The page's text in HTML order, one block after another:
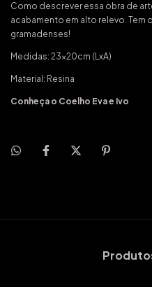
Como descrever essa obra de
acabamento em alto relevo. Tem
gramadenses!
Medidas: 23x20cm (LxA)
Material: Resina
Conheça o Coelho Eva e Ivo